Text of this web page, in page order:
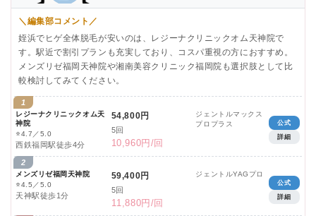
＼編集部コメント／
姪浜でヒゲ全体脱毛が安いのは、レジーナクリニックオム天神院で
す。駅近で割引プランも充実しており、コスパ重視の方におすすめ。
メンズリゼ福岡天神院や湘南美容クリニック福岡院も選択肢として比
較検討してみてください。
1
レジーナクリニックオム天
神院
⭐4.7／5.0
西鉄福岡駅徒歩4分
54,800円
5回
10,960円/回
ジェントルマックス
プロプラス
公式
詳細
2
メンズリゼ福岡天神院
⭐4.5／5.0
天神駅徒歩1分
59,400円
5回
11,880円/回
ジェントルYAGプロ
公式
詳細